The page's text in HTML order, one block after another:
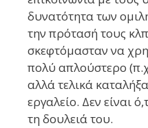
δυνατότητα των
την πρότασή τους
σκεφτόμασταν να
πολύ απλούστερο
αλλά τελικά
εργαλείο. Δεν είναι
τη δουλειά του.